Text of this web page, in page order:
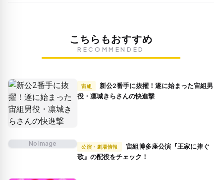
こちらもおすすめ
RECOMMENDED
宙組
役・凛城きらさんの快進撃
No Image 公演・劇場情報
歌』の配役をチェック！